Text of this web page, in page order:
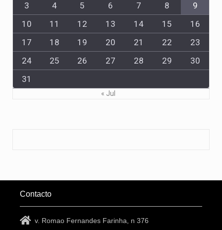
3
4 5 6 7 8
9
10
11 12 13 14 15
16
17
18 19 20 21 22
23
24
25 26 27 28 29
30
31
« Jul
Contacto
v. Romao Fernandes Farinha, n 376